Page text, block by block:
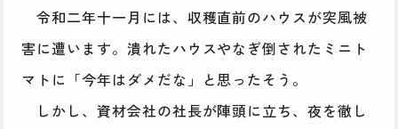
令和二年十一月には、収穫直前のハウスが突風被
害に遭います。潰れたハウスやなぎ倒されたミニト
マトに「今年はダメだな」と思ったそう。
しかし、資材会社の社長が陣頭に立ち、夜を徹し